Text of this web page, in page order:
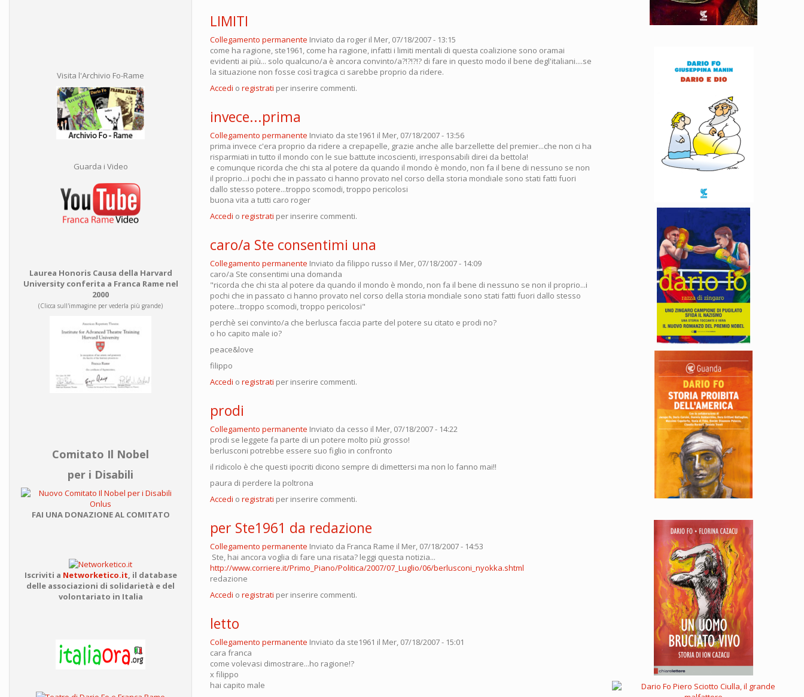
Visita l'Archivio Fo-Rame
Guarda i Video
Laurea Honoris Causa della Harvard
University conferita a Franca Rame nel
2000
(Clicca sull'immagine per vederla più grande)
Comitato Il Nobel
per i Disabili
FAI UNA DONAZIONE AL COMITATO
Iscriviti a Networketico.it il database
delle associazioni di solidarietà e del
volontariato in Italia
LIMITI
Collegamento permanente Inviato da roger il Mer, 07/18/2007 - 13:15
come ha ragione, ste1961, come ha ragione, infatti i limiti mentali di questa coalizione sono oramai
evidenti ai più... solo qualcuno/a è ancora convinto/a?!?!?!? di fare in questo modo il bene degl'italiani....se
la situazione non fosse così tragica ci sarebbe proprio da ridere.
Accedi o registrati per inserire commenti.
invece...prima
Collegamento permanente Inviato da ste1961 il Mer, 07/18/2007 - 13:56
prima invece c'era proprio da ridere a crepapelle, grazie anche alle barzellette del premier...che non ci ha
risparmiati in tutto il mondo con le sue battute incoscienti, irresponsabili direi da bettola!
e comunque ricorda che chi sta al potere da quando il mondo è mondo, non fa il bene di nessuno se non
il proprio...i pochi che in passato ci hanno provato nel corso della storia mondiale sono stati fatti fuori
dallo stesso potere...troppo scomodi, troppo pericolosi
buona vita a tutti caro roger
Accedi o registrati per inserire commenti.
caro/a Ste consentimi una
Collegamento permanente Inviato da filippo russo il Mer, 07/18/2007 - 14:09
caro/a Ste consentimi una domanda
"ricorda che chi sta al potere da quando il mondo è mondo, non fa il bene di nessuno se non il proprio...i
pochi che in passato ci hanno provato nel corso della storia mondiale sono stati fatti fuori dallo stesso
potere...troppo scomodi, troppo pericolosi"
perchè sei convinto/a che berlusca faccia parte del potere su citato e prodi no?
o ho capito male io?
peace&love
filippo
Accedi o registrati per inserire commenti.
prodi
Collegamento permanente Inviato da cesso il Mer, 07/18/2007 - 14:22
prodi se leggete fa parte di un potere molto più grosso!
berlusconi potrebbe essere suo figlio in confronto
il ridicolo è che questi ipocriti dicono sempre di dimettersi ma non lo fanno mai!!
paura di perdere la poltrona
Accedi o registrati per inserire commenti.
per Ste1961 da redazione
Collegamento permanente Inviato da Franca Rame il Mer, 07/18/2007 - 14:53
Ste, hai ancora voglia di fare una risata? leggi questa notizia...
http://www.corriere.it/Primo_Piano/Politica/2007/07_Luglio/06/berlusconi_nyokka.shtml
redazione
Accedi o registrati per inserire commenti.
letto
Collegamento permanente Inviato da ste1961 il Mer, 07/18/2007 - 15:01
cara franca
come volevasi dimostrare...ho ragione!?
x filippo
hai capito male